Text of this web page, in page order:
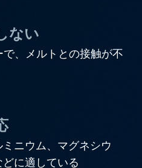
ない
、メルトとの接触が不
ニウム、マグネシウ
に適している